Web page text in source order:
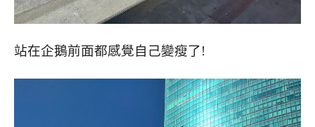
站在企鵝前面都感覺自己變瘦了!